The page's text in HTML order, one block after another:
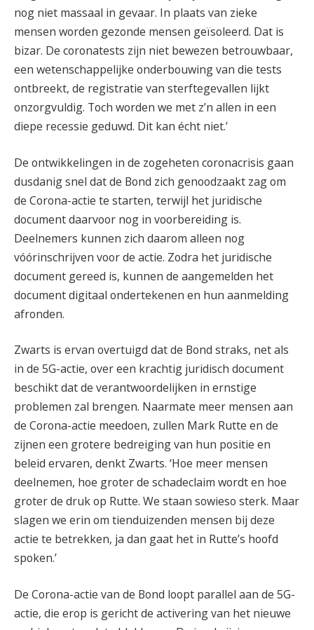
nog niet massaal in gevaar. In plaats van zieke
mensen worden gezonde mensen geïsoleerd. Dat is
bizar. De coronatests zijn niet bewezen betrouwbaar,
een wetenschappelijke onderbouwing van die tests
ontbreekt, de registratie van sterftegevallen lijkt
onzorgvuldig. Toch worden we met z’n allen in een
diepe recessie geduwd. Dit kan écht niet.’
De ontwikkelingen in de zogeheten coronacrisis gaan
dusdanig snel dat de Bond zich genoodzaakt zag om
de Corona-actie te starten, terwijl het juridische
document daarvoor nog in voorbereiding is.
Deelnemers kunnen zich daarom alleen nog
vóórinschrijven voor de actie. Zodra het juridische
document gereed is, kunnen de aangemelden het
document digitaal ondertekenen en hun aanmelding
afronden.
Zwarts is ervan overtuigd dat de Bond straks, net als
in de 5G-actie, over een krachtig juridisch document
beschikt dat de verantwoordelijken in ernstige
problemen zal brengen. Naarmate meer mensen aan
de Corona-actie meedoen, zullen Mark Rutte en de
zijnen een grotere bedreiging van hun positie en
beleid ervaren, denkt Zwarts. ‘Hoe meer mensen
deelnemen, hoe groter de schadeclaim wordt en hoe
groter de druk op Rutte. We staan sowieso sterk. Maar
slagen we erin om tienduizenden mensen bij deze
actie te betrekken, ja dan gaat het in Rutte’s hoofd
spoken.’
De Corona-actie van de Bond loopt parallel aan de 5G-
actie, die erop is gericht de activering van het nieuwe